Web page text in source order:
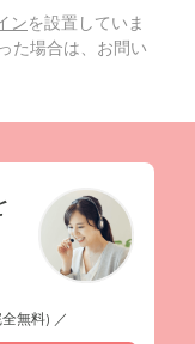
ンを設置していま
た場合は、お問い
無料) ／